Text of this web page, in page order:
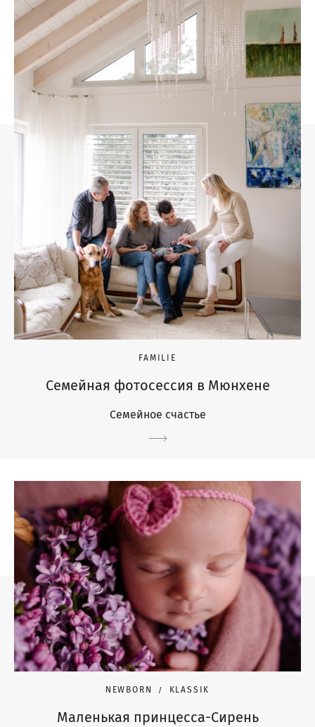
FAMILIE
Семейная фотосессия в Мюнхене
Семейное счастье
NEWBORN KLASSIK
Маленькая принцесса-Сирень